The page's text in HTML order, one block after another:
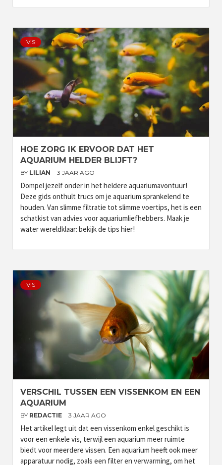
VIS
HOE ZORG IK ERVOOR DAT HET
AQUARIUM HELDER BLIJFT?
BY LILIAN 3 JAAR AGO
Dompel jezelf onder in het heldere aquariumavontuur!
Deze gids onthult trucs om je aquarium sprankelend te
houden. Van slimme filtratie tot slimme voertips, het is een
schatkist van advies voor aquariumliefhebbers. Maak je
water wereldklaar: bekijk de tips hier!
VIS
VERSCHIL TUSSEN EEN VISSENKOM EN EEN
AQUARIUM
BY REDACTIE 3 JAAR AGO
Het artikel legt uit dat een vissenkom enkel geschikt is
voor een enkele vis, terwijl een aquarium meer ruimte
biedt voor meerdere vissen. Een aquarium heeft ook meer
apparatuur nodig, zoals een filter en verwarming, om het